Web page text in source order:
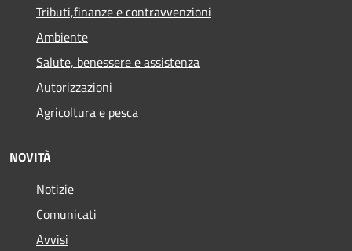
Tributi,finanze e contravvenzioni
Ambiente
Salute, benessere e assistenza
Autorizzazioni
Agricoltura e pesca
NOVITÀ
Notizie
Comunicati
Avvisi